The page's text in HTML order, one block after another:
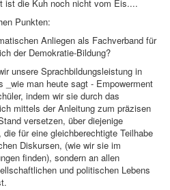
ist die Kuh noch nicht vom Eis....
Punkten:
Anliegen als Fachverband für
der Demokratie-Bildung?
unsere Sprachbildungsleistung in
_wie man heute sagt - Empowerment
indem wir sie durch das
mittels der Anleitung zum präzisen
versetzen, über diejenige
für eine gleichberechtigte Teilhabe
Diskursen, (wie wir sie im
finden), sondern an allen
und politischen Lebens